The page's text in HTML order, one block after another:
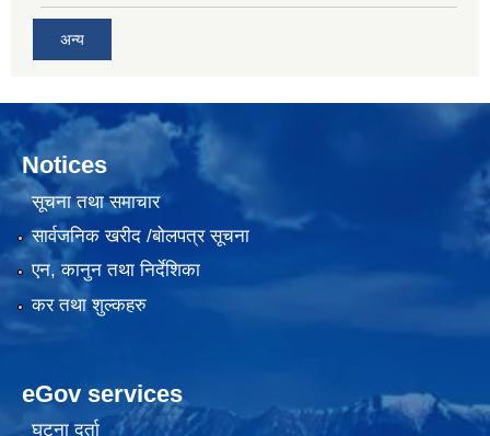
अन्य
Notices
सूचना तथा समाचार
सार्वजनिक खरीद /बोलपत्र सूचना
एन, कानुन तथा निर्देशिका
कर तथा शुल्कहरु
eGov services
घटना दर्ता